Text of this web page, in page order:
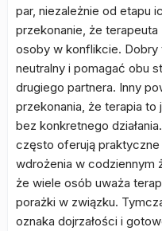
par, niezależnie od etapu
przekonanie, że
osoby w konflikcie.
neutralny i pomagać obu
drugiego partnera. Inny
przekonania, że terapia
bez konkretnego
często oferują
wdrożenia w codziennym
że wiele osób uważa
porażki w związku.
oznaka dojrzałości i